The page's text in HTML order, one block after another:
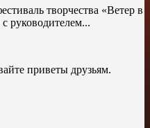
творчества «Ветер в
руководителем...
приветы друзьям.